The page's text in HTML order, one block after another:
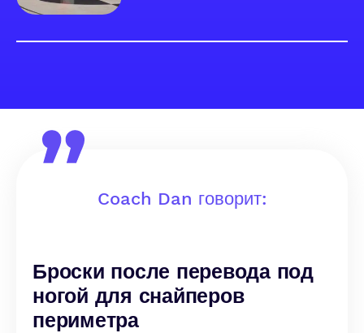
Coach Dan говорит:
Броски после перевода под
ногой для снайперов
периметра